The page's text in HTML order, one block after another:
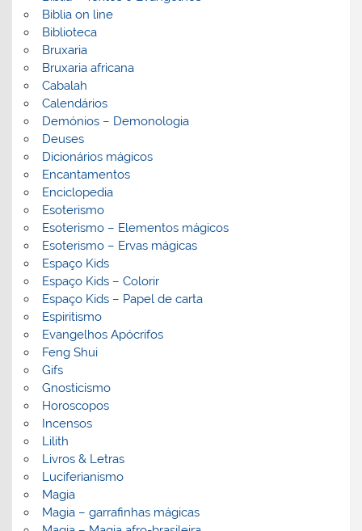
Biblia on line
Biblioteca
Bruxaria
Bruxaria africana
Cabalah
Calendários
Demónios – Demonologia
Deuses
Dicionários mágicos
Encantamentos
Enciclopedia
Esoterismo
Esoterismo – Elementos mágicos
Esoterismo – Ervas mágicas
Espaço Kids
Espaço Kids – Colorir
Espaço Kids – Papel de carta
Espiritismo
Evangelhos Apócrifos
Feng Shui
Gifs
Gnosticismo
Horoscopos
Incensos
Lilith
Livros & Letras
Luciferianismo
Magia
Magia – garrafinhas mágicas